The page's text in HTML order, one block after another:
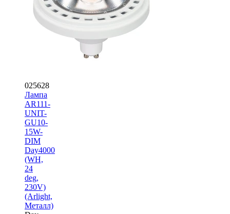
025628
Лампа
AR111-
UNIT-
GU10-
15W-
DIM
Day4000
(WH,
24
deg,
230V)
(Arlight,
Металл)